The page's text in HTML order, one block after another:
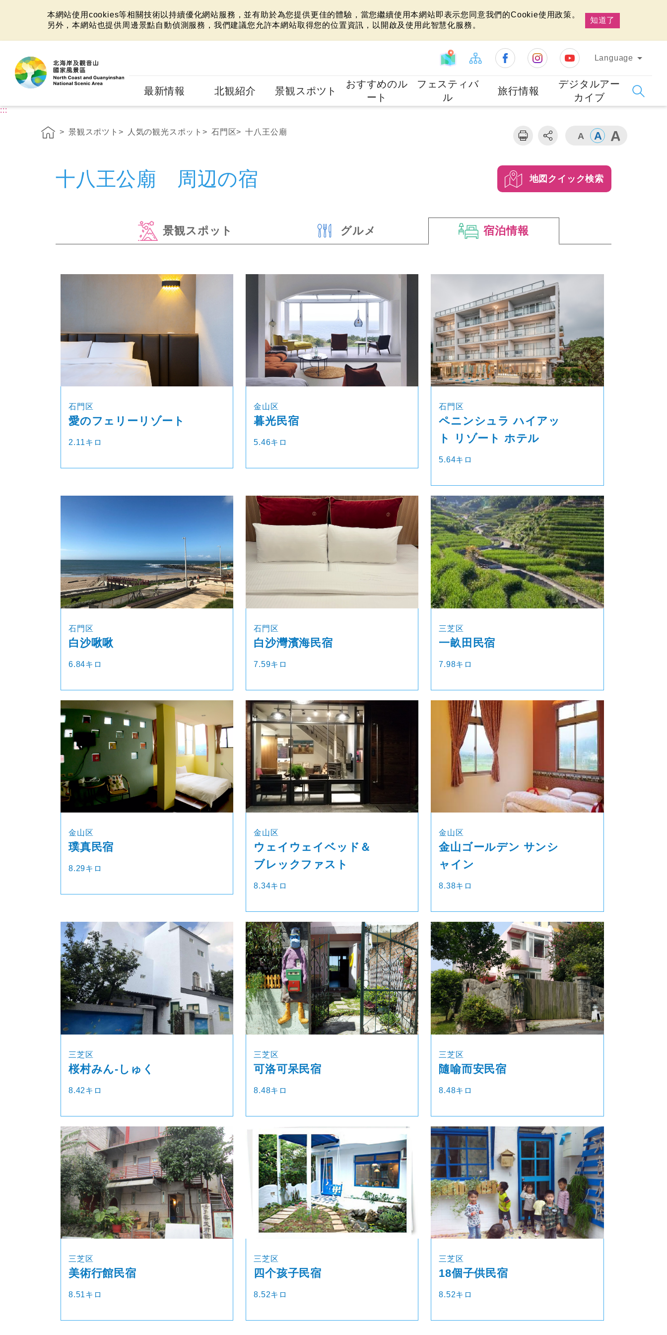
本網站使用cookies等相關技術以持續優化網站服務，並有助於為您提供更佳的體驗，當您繼續使用本網站即表示您同意我們的Cookie使用政策。
另外，本網站也提供周邊景點自動偵測服務，我們建議您允許本網站取得您的位置資訊，以開啟及使用此智慧化服務。
知道了
Language
最新情報 北観紹介 景観スポツト
おすすめのル
ート
フェスティバ
ル
旅行情報
デジタルアー
カイブ
:::
景観スポツト 人気の観光スポット 石門区 十八王公廟
十八王公廟 周辺の宿 地図クイック検索
景観スポット グルメ 宿泊情報
石門区
愛のフェリーリゾート
2.11キロ
金山区
暮光民宿
5.46キロ
石門区
ペニンシュラ ハイアッ
ト リゾート ホテル
5.64キロ
石門区
白沙啾啾
6.84キロ
石門区
白沙灣濱海民宿
7.59キロ
三芝区
一畝田民宿
7.98キロ
金山区
璞真民宿
8.29キロ
金山区
ウェイウェイベッド＆
ブレックファスト
8.34キロ
金山区
金山ゴールデン サンシ
ャイン
8.38キロ
三芝区
桜村みん‐しゅく
8.42キロ
三芝区
可洛可呆民宿
8.48キロ
三芝区
隨喻而安民宿
8.48キロ
三芝区
美術行館民宿
8.51キロ
三芝区
四个孩子民宿
8.52キロ
三芝区
18個子供民宿
8.52キロ